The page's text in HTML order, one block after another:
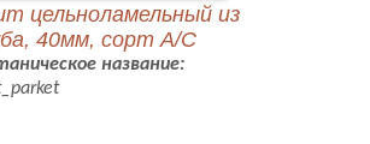
цельноламельный из
40мм, сорт А/С
название: